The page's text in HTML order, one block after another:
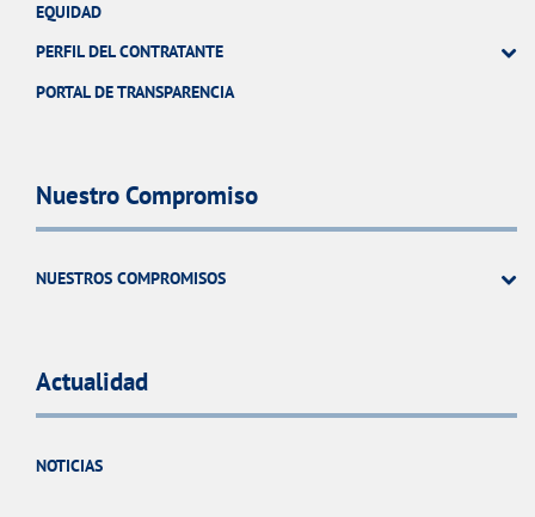
EQUIDAD
PERFIL DEL CONTRATANTE
PORTAL DE TRANSPARENCIA
Nuestro Compromiso
NUESTROS COMPROMISOS
Actualidad
NOTICIAS